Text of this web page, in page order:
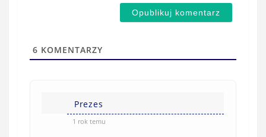
w
(
6 KOMENTARZY
Prezes
1 rok temu